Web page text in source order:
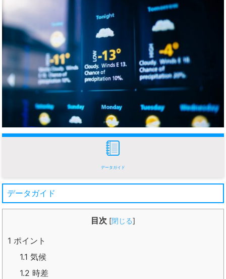
データガイド
データガイド
目次 [閉じる]
1 ポイント
1.1 気候
1.2 時差